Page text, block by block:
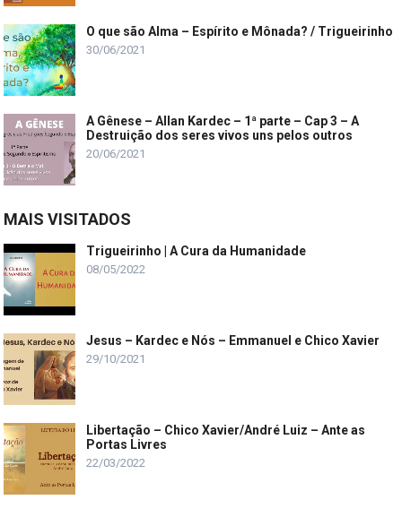
O que são Alma – Espírito e Mônada? / Trigueirinho
30/06/2021
A Gênese – Allan Kardec – 1ª parte – Cap 3 – A
Destruição dos seres vivos uns pelos outros
20/06/2021
MAIS VISITADOS
Trigueirinho | A Cura da Humanidade
08/05/2022
Jesus – Kardec e Nós – Emmanuel e Chico Xavier
29/10/2021
Libertação – Chico Xavier/André Luiz – Ante as
Portas Livres
22/03/2022